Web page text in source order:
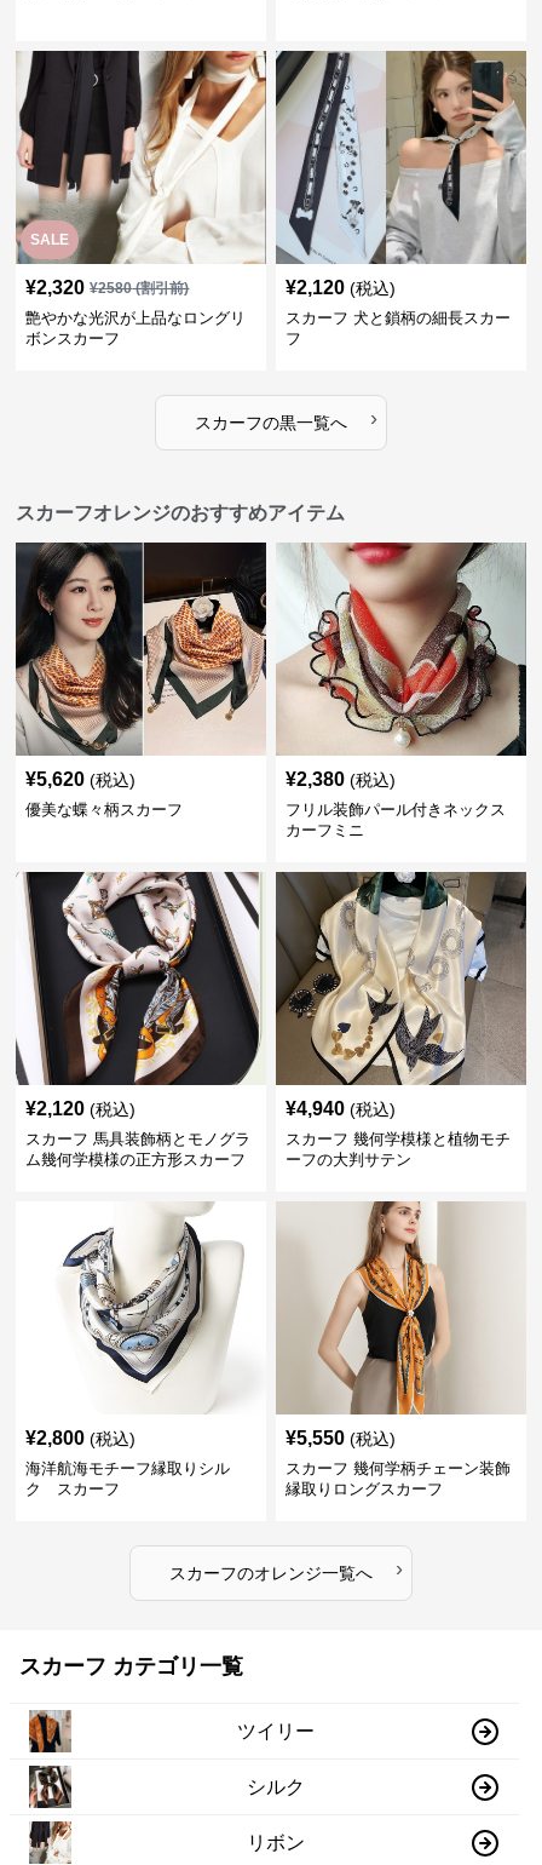
SALE
¥2,320 ¥2580(割引前)
艶やかな光沢が上品なロングリ
ボンスカーフ
¥2,120 (税込)
スカーフ 犬と鎖柄の細長スカー
フ
スカーフの黒一覧へ ›
スカーフオレンジのおすすめアイテム
¥5,620 (税込)
優美な蝶々柄スカーフ
¥2,380 (税込)
フリル装飾パール付きネックス
カーフミニ
¥2,120 (税込)
スカーフ 馬具装飾柄とモノグラ
ム幾何学模様の正方形スカーフ
¥4,940 (税込)
スカーフ 幾何学模様と植物モチ
ーフの大判サテン
¥2,800 (税込)
海洋航海モチーフ縁取りシル
ク スカーフ
¥5,550 (税込)
スカーフ 幾何学柄チェーン装飾
縁取りロングスカーフ
スカーフのオレンジ一覧へ ›
スカーフ カテゴリ一覧
ツイリー
シルク
リボン